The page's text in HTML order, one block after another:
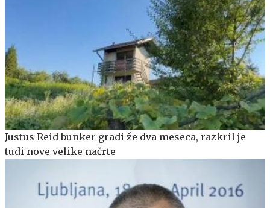
Justus Reid bunker gradi že dva meseca, razkril je
tudi nove velike načrte